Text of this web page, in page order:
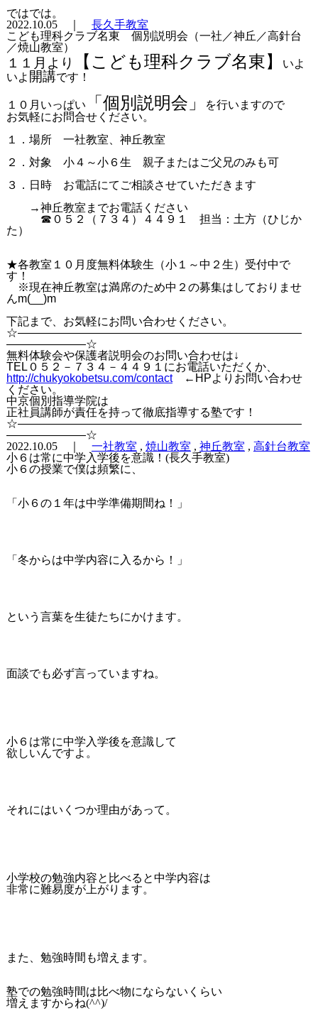
ではでは。
2022.10.05 ｜ 長久手教室
こども理科クラブ名東 個別説明会（一社／神丘／高針台
／焼山教室）
１１月より 【こども理科クラブ名東】
いよ
いよ 開講です！
１０月いっぱい 「個別説明会」
を行いますので
お気軽にお問合せください。
１．場所 一社教室、神丘教室
２．対象 小４～小６生 親子またはご父兄のみも可
３．日時 お電話にてご相談させていただきます
→神丘教室までお電話ください
☎０５２（７３４）４４９１ 担当：土方（ひじか
た）
★各教室１０月度無料体験生（小１～中２生）受付中で
す！
※現在神丘教室は満席のため中２の募集はしておりませ
んm(__)m
下記まで、お気軽にお問い合わせください。
☆―――――――――――――――――――――――――
―――――――☆
無料体験会や保護者説明会のお問い合わせは↓
TEL０５２－７３４－４４９１にお電話いただくか、
http://chukyokobetsu.com/contact←HPよりお問い合わせ
ください。
中京個別指導学院は
正社員講師が責任を持って徹底指導する塾です！
☆―――――――――――――――――――――――――
―――――――☆
2022.10.05 ｜ 一社教室 , 焼山教室 , 神丘教室 , 高針台教室
小６は常に中学入学後を意識！(長久手教室)
小６の授業で僕は頻繁に、
「小６の１年は中学準備期間ね！」
「冬からは中学内容に入るから！」
という言葉を生徒たちにかけます。
面談でも必ず言っていますね。
小６は常に中学入学後を意識して
欲しいんですよ。
それにはいくつか理由があって。
小学校の勉強内容と比べると中学内容は
非常に難易度が上がります。
また、勉強時間も増えます。
塾での勉強時間は比べ物にならないくらい
増えますからね(^^)/